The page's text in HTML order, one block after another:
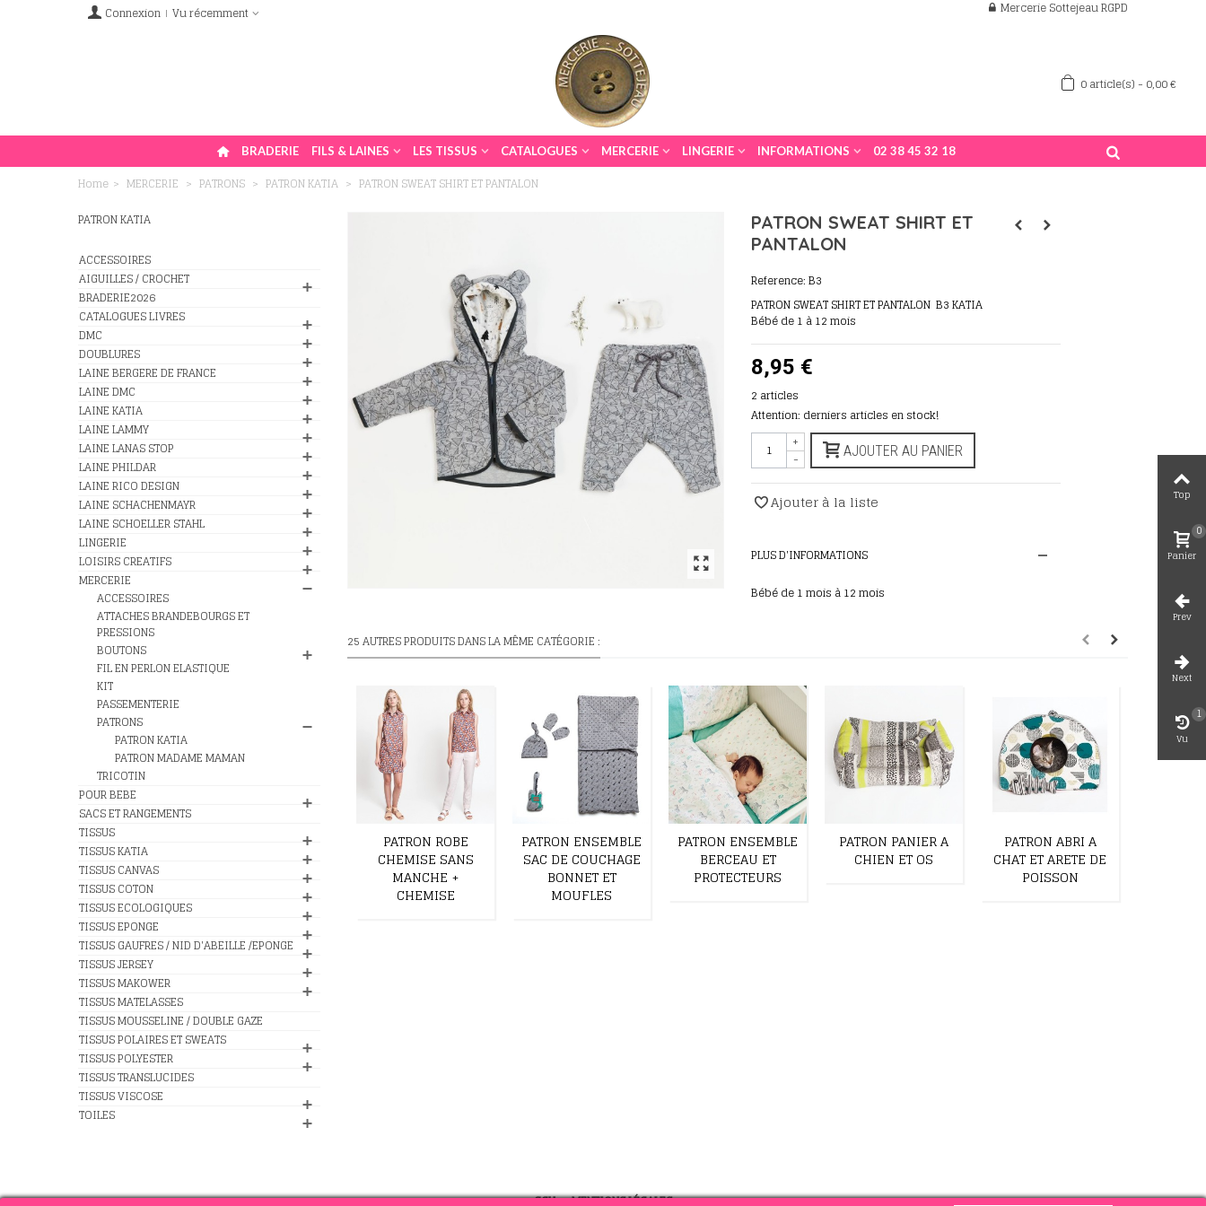
Connexion Vu récemment Mercerie Sottejeau RGPD
0article(s) - 0,00 €
BRADERIE FILS & LAINES LES TISSUS CATALOGUES MERCERIE LINGERIE INFORMATIONS 02 38 45 32 18
Home > MERCERIE > PATRONS > PATRON KATIA > PATRON SWEAT SHIRT ET PANTALON
PATRON KATIA
ACCESSOIRES
AIGUILLES / CROCHET
BRADERIE2026
CATALOGUES LIVRES
DMC
DOUBLURES
LAINE BERGERE DE FRANCE
LAINE DMC
LAINE KATIA
LAINE LAMMY
LAINE LANAS STOP
LAINE PHILDAR
LAINE RICO DESIGN
LAINE SCHACHENMAYR
LAINE SCHOELLER STAHL
LINGERIE
LOISIRS CREATIFS
MERCERIE
ACCESSOIRES
ATTACHES BRANDEBOURGS ET
PRESSIONS
BOUTONS
FIL EN PERLON ELASTIQUE
KIT
PASSEMENTERIE
PATRONS
PATRON KATIA
PATRON MADAME MAMAN
TRICOTIN
POUR BEBE
SACS ET RANGEMENTS
TISSUS
TISSUS KATIA
TISSUS CANVAS
TISSUS COTON
TISSUS ECOLOGIQUES
TISSUS EPONGE
TISSUS GAUFRES / NID D'ABEILLE /EPONGE
TISSUS JERSEY
TISSUS MAKOWER
TISSUS MATELASSES
TISSUS MOUSSELINE / DOUBLE GAZE
TISSUS POLAIRES ET SWEATS
TISSUS POLYESTER
TISSUS TRANSLUCIDES
TISSUS VISCOSE
TOILES
PATRON SWEAT SHIRT ET
PANTALON
Reference:B3
PATRON SWEAT SHIRT ET PANTALON B3 KATIA
Bébé de 1 à 12 mois
8,95 €
2 articles
Attention: derniers articles en stock!
-
+
AJOUTER AU PANIER
Ajouter à la liste
PLUS D'INFORMATIONS
Bébé de 1 mois à 12 mois
25 AUTRES PRODUITS DANS LA MÊME CATÉGORIE :
PATRON ROBE
CHEMISE SANS
MANCHE +
CHEMISE
PATRON ENSEMBLE
SAC DE COUCHAGE
BONNET ET
MOUFLES
PATRON ENSEMBLE
BERCEAU ET
PROTECTEURS
PATRON PANIER A
CHIEN ET OS
PATRON ABRI A
CHAT ET ARETE DE
POISSON
CGV-MENTIONS LÉGALES
Top
Panier
0
Prev
Next
Vu
1